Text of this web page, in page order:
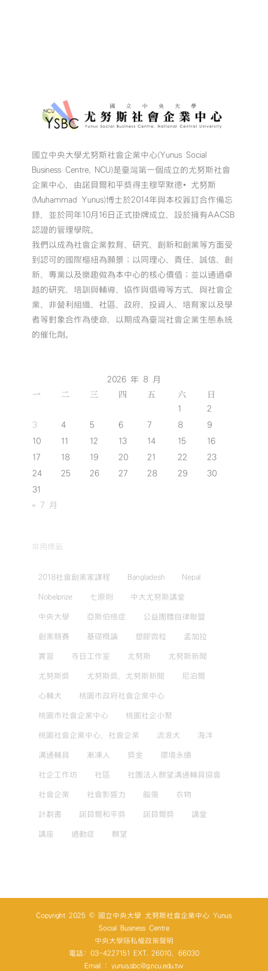
國立中央大學尤努斯社會企業中心(Yunus Social
Business Centre, NCU)是臺灣第一個成立的尤努斯社會
企業中心，由諾貝爾和平獎得主穆罕默德•尤努斯
(Muhammad Yunus)博士於2014年與本校簽訂合作備忘
錄，並於同年10月16日正式掛牌成立，設於擁有AACSB
認證的管理學院。
我們以成為社會企業教育、研究、創新和創業等方面受
到認可的國際樞紐為願景；以同理心、責任、誠信、創
新、專業以及樂趣做為本中心的核心價值；並以通過卓
越的研究、培訓與輔導、協作與倡導等方式，與社會企
業、非營利組織、社區、政府、投資人、培育家以及學
者等對象合作為使命，以期成為臺灣社會企業生態系統
的催化劑。
2026 年 8 月
一 二 三 四 五 六 日
1
2
3
4 5 6 7 8
9
10
11 12 13 14 15
16
17
18 19 20 21 22
23
24
25 26 27 28 29
30
31
« 7 月
常用標籤
2018社會創業家課程 Bangladesh Nepal
Nobelprize 七原則 中大尤努斯講堂
中央大學 亞斯伯格症 公益團體自律聯盟
創業競賽 基礎概論 塑膠微粒 孟加拉
實習 寺日工作室 尤努斯 尤努斯新聞
尤努斯獎 尤努斯獎，尤努斯新聞 尼泊爾
心輔犬 桃園市政府社會企業中心
桃園市社會企業中心 桃園社企小聚
桃園社會企業中心，社會企業 流浪犬 海洋
溝通輔具 漸凍人 獎金 環境永續
社企工作坊 社區 社團法人麒望溝通輔具協會
社會企業 社會影響力 腦傷 衣物
計劃書 諾貝爾和平獎 諾貝爾獎 講堂
講座 過動症 麒望
Copyright 2025 © 國立中央大學 尤努斯社會企業中心 Yunus
Social Business Centre
中央大學隱私權政策聲明
電話: 03-4227151 EXT. 26010、66030
Email : yunus.sbc@g.ncu.edu.tw